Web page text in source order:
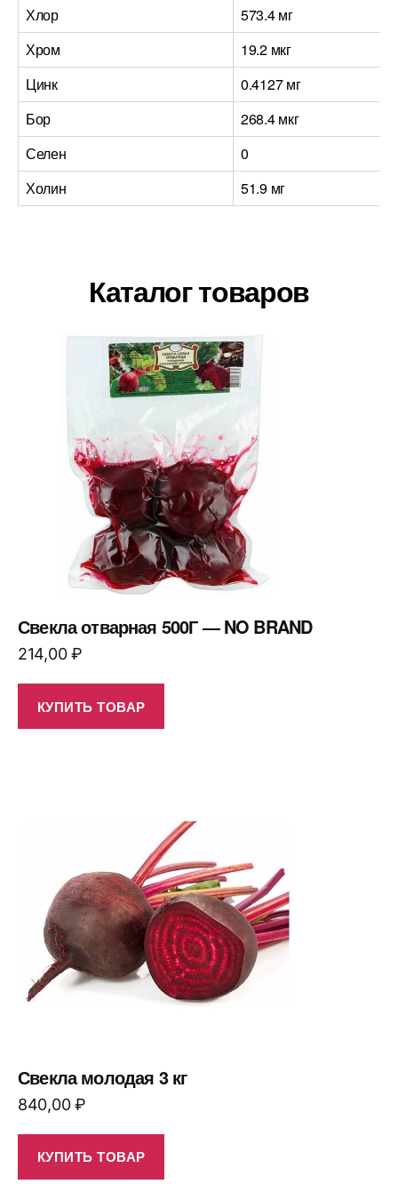
Хлор
573.4 мг
Хром
19.2 мкг
Цинк
0.4127 мг
Бор
268.4 мкг
Селен
0
Холин
51.9 мг
Каталог товаров
Свекла отварная 500Г — NO BRAND
214,00₽
КУПИТЬ ТОВАР
Свекла молодая 3 кг
840,00₽
КУПИТЬ ТОВАР